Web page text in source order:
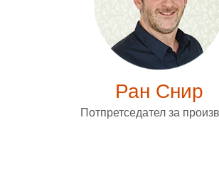
Ран Снир
Потпретседател за